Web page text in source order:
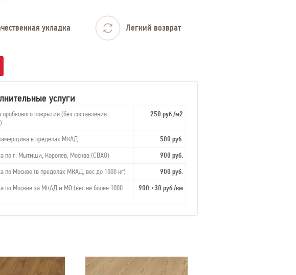
укладка Легкий возврат
услуги
пробкового покрытия (без составления
250 руб./м2
в пределах МКАД
500 руб.
по г. Мытищи, Королев, Москва (СВАО)
900 руб.
по Москве (в пределах МКАД, вес до 1000 кг)
900 руб.
по Москве за МКАД и МО (вес не более 1000
900 +30 руб./км